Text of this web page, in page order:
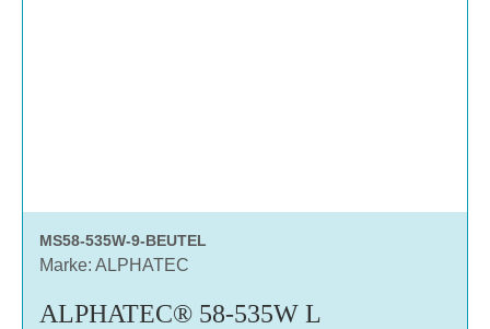
MS58-535W-9-BEUTEL
Marke: ALPHATEC
ALPHATEC® 58-535W L